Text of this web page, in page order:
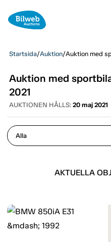
Startsida/Auktion/Auktion med
Auktion med
2021
AUKTIONEN HÅLLS: 20 maj 2021
AKTUELLA